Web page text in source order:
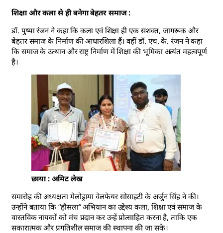
शिक्षा और कला से ही बनेगा बेहतर समाज :
डॉ. पुष्पा रंजन ने कहा कि कला एवं शिक्षा ही एक सशक्त, जागरूक और
बेहतर समाज के निर्माण की आधारशिला हैं। वहीं डॉ. एच. के. रंजन ने कहा
कि समाज के उत्थान और राष्ट्र निर्माण में शिक्षा की भूमिका अत्यंत महत्वपूर्ण
है।
छाया : अमिट लेख
समारोह की अध्यक्षता मेलोड्रामा वेलफेयर सोसाइटी के अर्जुन सिंह ने की।
उन्होंने बताया कि “हौसला” अभियान का उद्देश्य कला, शिक्षा एवं समाज के
वास्तविक नायकों को मंच प्रदान कर उन्हें प्रोत्साहित करना है, ताकि एक
सकारात्मक और प्रगतिशील समाज की स्थापना की जा सके।